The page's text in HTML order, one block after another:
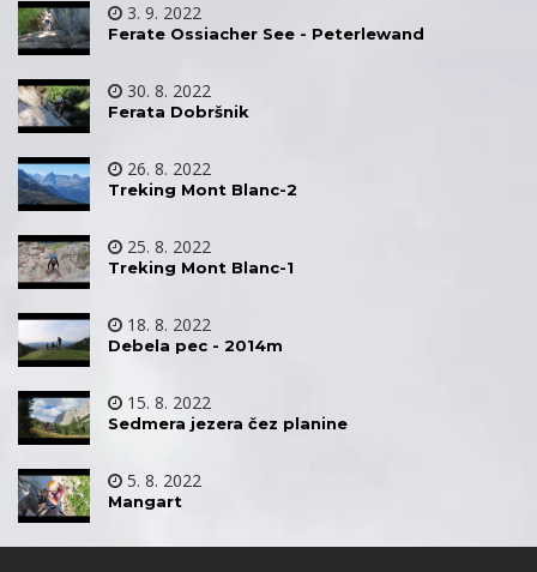
3. 9. 2022
Ferate Ossiacher See - Peterlewand
30. 8. 2022
Ferata Dobršnik
26. 8. 2022
Treking Mont Blanc-2
25. 8. 2022
Treking Mont Blanc-1
18. 8. 2022
Debela pec - 2014m
15. 8. 2022
Sedmera jezera čez planine
5. 8. 2022
Mangart